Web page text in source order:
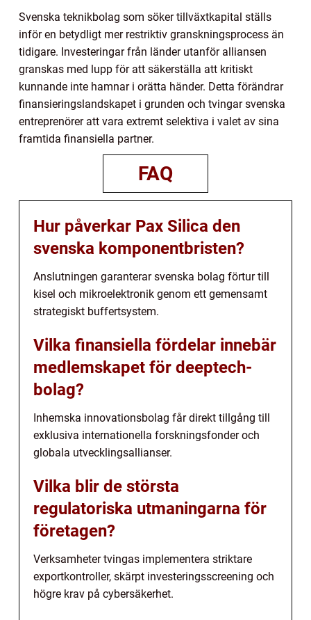
Svenska teknikbolag som söker tillväxtkapital ställs
inför en betydligt mer restriktiv granskningsprocess än
tidigare. Investeringar från länder utanför alliansen
granskas med lupp för att säkerställa att kritiskt
kunnande inte hamnar i orätta händer. Detta förändrar
finansieringslandskapet i grunden och tvingar svenska
entreprenörer att vara extremt selektiva i valet av sina
framtida finansiella partner.
FAQ
Hur påverkar Pax Silica den
svenska komponentbristen?
Anslutningen garanterar svenska bolag förtur till
kisel och mikroelektronik genom ett gemensamt
strategiskt buffertsystem.
Vilka finansiella fördelar innebär
medlemskapet för deeptech-
bolag?
Inhemska innovationsbolag får direkt tillgång till
exklusiva internationella forskningsfonder och
globala utvecklingsallianser.
Vilka blir de största
regulatoriska utmaningarna för
företagen?
Verksamheter tvingas implementera striktare
exportkontroller, skärpt investeringsscreening och
högre krav på cybersäkerhet.